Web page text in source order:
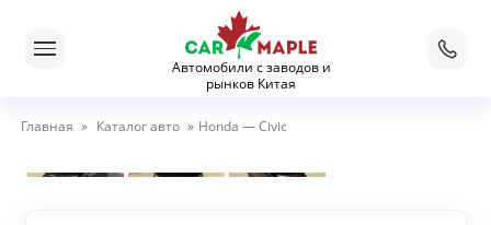
Автомобили с заводов и
рынков Китая
Главная » Каталог авто » Honda — Civic